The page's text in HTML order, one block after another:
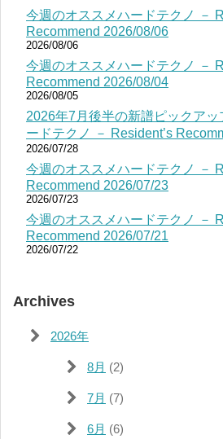
今週のオススメハードテクノ －
Recommend 2026/08/06
2026/08/06
今週のオススメハードテクノ －
Recommend 2026/08/04
2026/08/05
2026年7月後半の新譜ピックア
ードテクノ － Resident’s
2026/07/28
今週のオススメハードテクノ －
Recommend 2026/07/23
2026/07/23
今週のオススメハードテクノ －
Recommend 2026/07/21
2026/07/22
Archives
2026年
8月 (2)
7月 (7)
6月 (6)